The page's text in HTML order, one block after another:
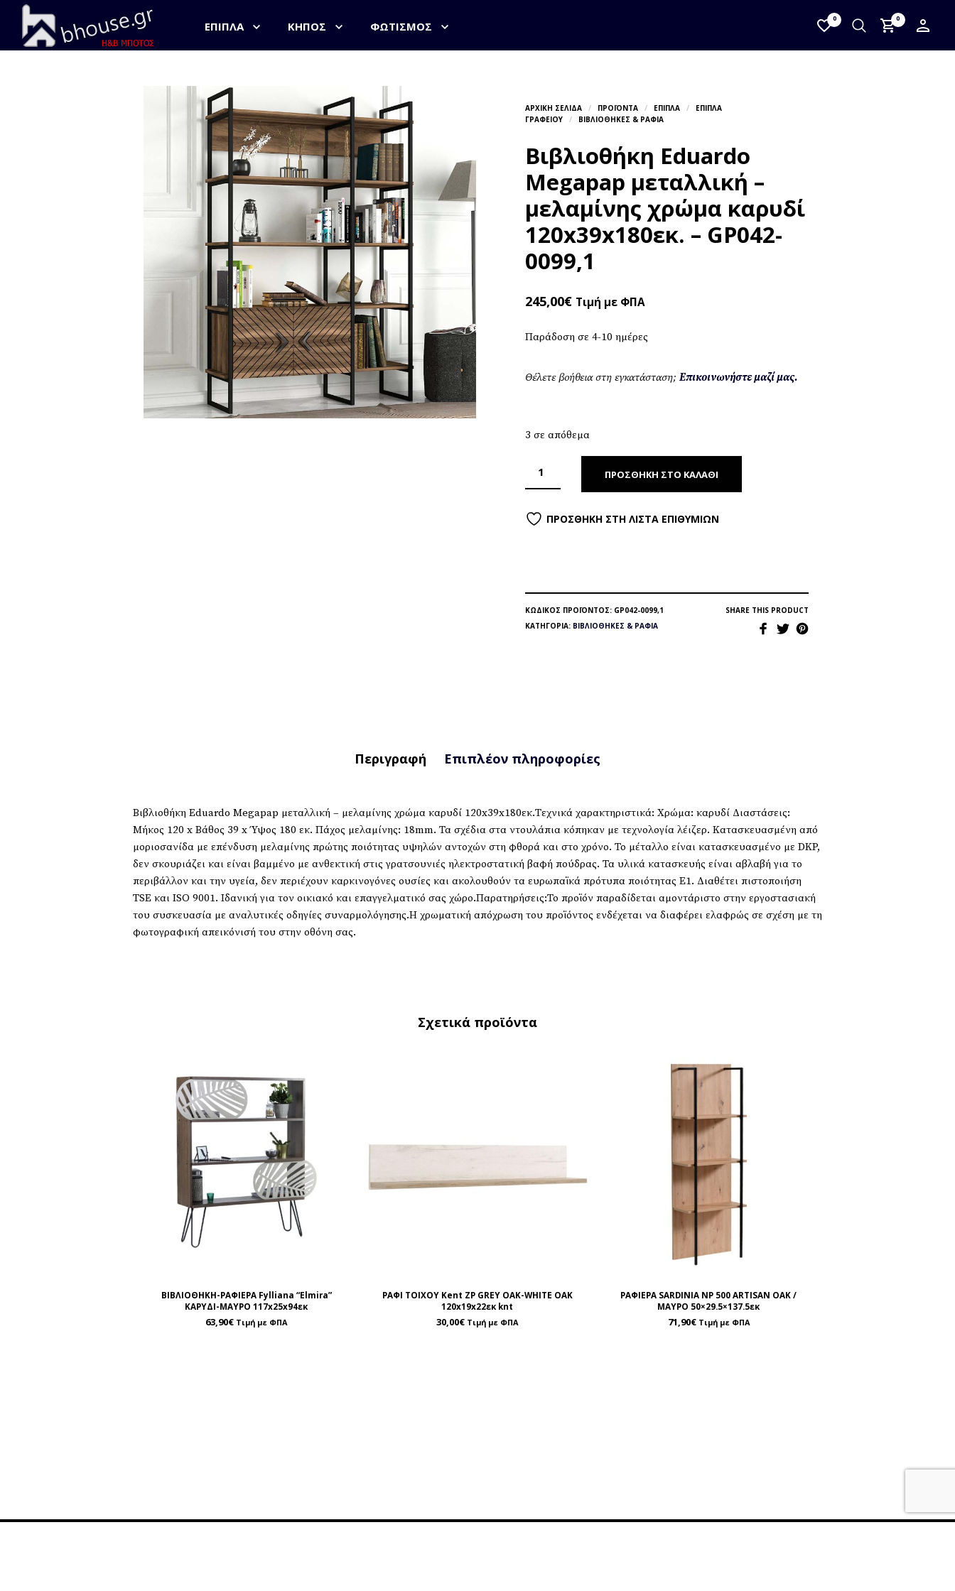
ΈΠΙΠΛΑ ΚΉΠΟΣ ΦΩΤΙΣΜΌΣ
0 0
Βιβλιοθήκη Eduardo
Megapap μεταλλική –
μελαμίνης χρώμα καρυδί
120x39x180εκ. – GP042-
0099,1
245,00€ Τιμή με ΦΠΑ
Παράδοση σε 4-10 ημέρες
Θέλετε βοήθεια στη εγκατάσταση; Επικοινωνήστε μαζί μας.
3 σε απόθεμα
ΠΡΟΣΘΉΚΗ ΣΤΟ ΚΑΛΆΘΙ
ΠΡΟΣΘΉΚΗ ΣΤΗ ΛΊΣΤΑ ΕΠΙΘΥΜΙΏΝ
ΚΩΔΙΚΌΣ ΠΡΟΪΌΝΤΟΣ: GP042-0099,1
ΚΑΤΗΓΟΡΊΑ: ΒΙΒΛΙΟΘΉΚΕΣ & ΡΆΦΙΑ
SHARE THIS PRODUCT
Περιγραφή Επιπλέον πληροφορίες
Βιβλιοθήκη Eduardo Megapap μεταλλική – μελαμίνης χρώμα καρυδί 120x39x180εκ.Τεχνικά χαρακτηριστικά: Χρώμα: καρυδί Διαστάσεις:
Μήκος 120 x Βάθος 39 x Ύψος 180 εκ. Πάχος μελαμίνης: 18mm. Τα σχέδια στα ντουλάπια κόπηκαν με τεχνολογία λέιζερ. Κατασκευασμένη από
μοριοσανίδα με επένδυση μελαμίνης πρώτης ποιότητας υψηλών αντοχών στη φθορά και στο χρόνο. Το μέταλλο είναι κατασκευασμένο με DKP,
δεν σκουριάζει και είναι βαμμένο με ανθεκτική στις γρατσουνιές ηλεκτροστατική βαφή πούδρας. Τα υλικά κατασκευής είναι αβλαβή για το
περιβάλλον και την υγεία, δεν περιέχουν καρκινογόνες ουσίες και ακολουθούν τα ευρωπαϊκά πρότυπα ποιότητας Ε1. Διαθέτει πιστοποιήση
TSE και ISO 9001. Ιδανική για τον οικιακό και επαγγελματικό σας χώρο.Παρατηρήσεις:Το προϊόν παραδίδεται αμοντάριστο στην εργοστασιακή
του συσκευασία με αναλυτικές οδηγίες συναρμολόγησης.Η χρωματική απόχρωση του προϊόντος ενδέχεται να διαφέρει ελαφρώς σε σχέση με τη
φωτογραφική απεικόνισή του στην οθόνη σας.
Σχετικά προϊόντα
ΒΙΒΛΙΟΘΗΚΗ-ΡΑΦΙΕΡΑ Fylliana “Elmira”
ΚΑΡΥΔΙ-ΜΑΥΡΟ 117x25x94εκ
63,90€ Τιμή με ΦΠΑ
ΡΑΦΙ ΤΟΙΧΟΥ Kent ZP GREY OAK-WHITE OAK
120x19x22εκ knt
30,00€ Τιμή με ΦΠΑ
ΡΑΦΙΕΡΑ SARDINIA NP 500 ARTISAN OAK /
ΜΑΥΡΟ 50×29.5×137.5εκ
71,90€ Τιμή με ΦΠΑ